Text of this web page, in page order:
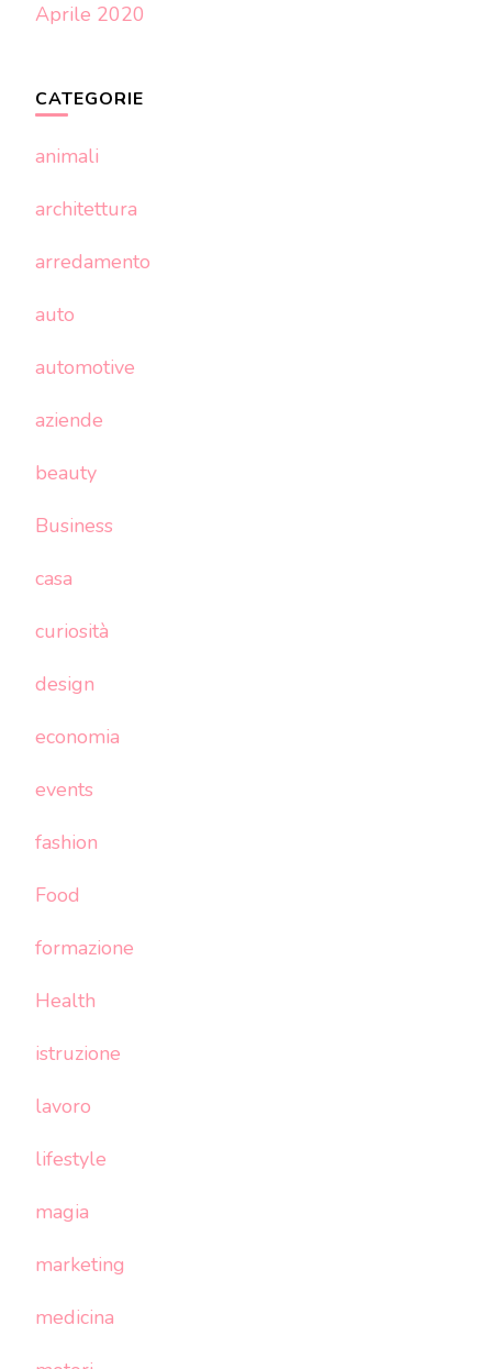
Aprile 2020
CATEGORIE
animali
architettura
arredamento
auto
automotive
aziende
beauty
Business
casa
curiosità
design
economia
events
fashion
Food
formazione
Health
istruzione
lavoro
lifestyle
magia
marketing
medicina